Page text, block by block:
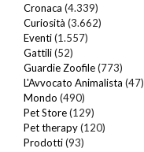
Cronaca (4.339)
Curiosità (3.662)
Eventi(1.557)
Gattili(52)
Guardie Zoofile(773)
L'Avvocato Animalista (47)
Mondo (490)
Pet Store(129)
Pet therapy(120)
Prodotti(93)